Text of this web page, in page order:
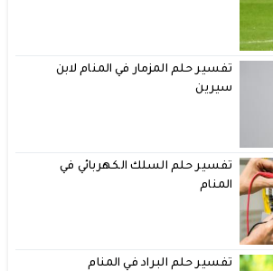
تفسير حلم المزمار في المنام لابن
سيرين
تفسير حلم السلك الكهربائي في
المنام
تفسير حلم البراد في المنام